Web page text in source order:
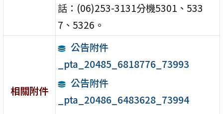
話：(06)253-3131分機5301、533
7、5326。
相關附件
公告附件
_pta_20485_6818776_73993
公告附件
_pta_20486_6483628_73994